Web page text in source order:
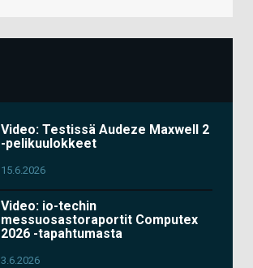
Video: Testissä Audeze Maxwell 2
-pelikuulokkeet
15.6.2026
Video: io-techin
messuosastoraportit Computex
2026 -tapahtumasta
3.6.2026